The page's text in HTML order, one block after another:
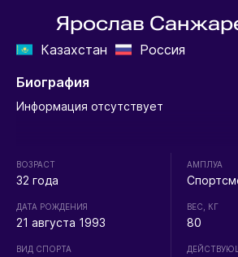
Ярослав
Казахстан
Россия
Биография
Информация отсутствует
ВОЗРАСТ
32 года
ДАТА РОЖДЕНИЯ
21 августа 1993
ВИД СПОРТА
АМПЛУА
ВЕС, КГ
80